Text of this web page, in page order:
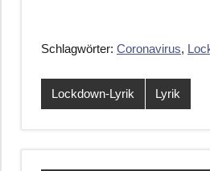
Schlagwörter: Coronavirus,
Lockdown-Lyrik Lyrik